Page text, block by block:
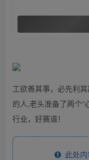
工欲善其事，必先利
的人,老头准备了两个“
行业，好赛道！
此处内